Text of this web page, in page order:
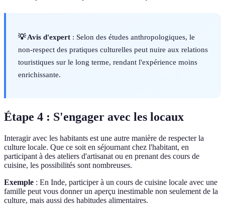
💡 Avis d'expert : Selon des études anthropologiques, le
non-respect des pratiques culturelles peut nuire aux relations
touristiques sur le long terme, rendant l'expérience moins
enrichissante.
Étape 4 : S'engager avec les locaux
Interagir avec les habitants est une autre manière de respecter la
culture locale. Que ce soit en séjournant chez l'habitant, en
participant à des ateliers d'artisanat ou en prenant des cours de
cuisine, les possibilités sont nombreuses.
Exemple : En Inde, participer à un cours de cuisine locale avec une
famille peut vous donner un aperçu inestimable non seulement de la
culture, mais aussi des habitudes alimentaires.